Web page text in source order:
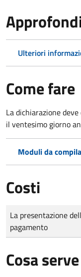
Ulteriori
Come fare
La dichiarazione
il ventesimo giorno
Moduli da
Costi
Tipo di pagamento
Importo
La presentazione
pagamento
Cosa serve